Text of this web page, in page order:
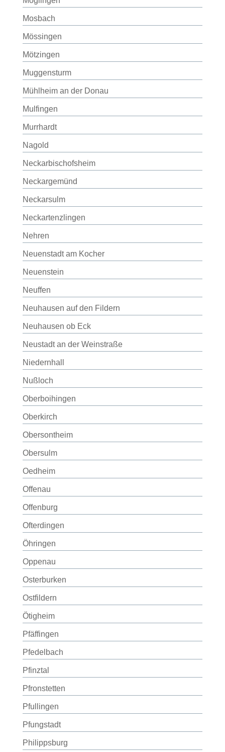
Mosbach
Mössingen
Mötzingen
Muggensturm
Mühlheim an der Donau
Mulfingen
Murrhardt
Nagold
Neckarbischofsheim
Neckargemünd
Neckarsulm
Neckartenzlingen
Nehren
Neuenstadt am Kocher
Neuenstein
Neuffen
Neuhausen auf den Fildern
Neuhausen ob Eck
Neustadt an der Weinstraße
Niedernhall
Nußloch
Oberboihingen
Oberkirch
Obersontheim
Obersulm
Oedheim
Offenau
Offenburg
Ofterdingen
Öhringen
Oppenau
Osterburken
Ostfildern
Ötigheim
Pfäffingen
Pfedelbach
Pfinztal
Pfronstetten
Pfullingen
Pfungstadt
Philippsburg